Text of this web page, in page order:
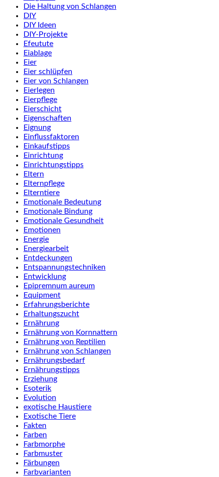
Die Haltung von Schlangen
DIY
DIY Ideen
DIY-Projekte
Efeutute
Eiablage
Eier
Eier schlüpfen
Eier von Schlangen
Eierlegen
Eierpflege
Eierschicht
Eigenschaften
Eignung
Einflussfaktoren
Einkaufstipps
Einrichtung
Einrichtungstipps
Eltern
Elternpflege
Elterntiere
Emotionale Bedeutung
Emotionale Bindung
Emotionale Gesundheit
Emotionen
Energie
Energiearbeit
Entdeckungen
Entspannungstechniken
Entwicklung
Epipremnum aureum
Equipment
Erfahrungsberichte
Erhaltungszucht
Ernährung
Ernährung von Kornnattern
Ernährung von Reptilien
Ernährung von Schlangen
Ernährungsbedarf
Ernährungstipps
Erziehung
Esoterik
Evolution
exotische Haustiere
Exotische Tiere
Fakten
Farben
Farbmorphe
Farbmuster
Färbungen
Farbvarianten